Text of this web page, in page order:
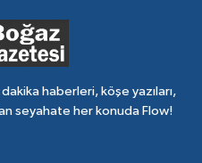
haberleri, köşe yazıları,
seyahate her konuda Flow!